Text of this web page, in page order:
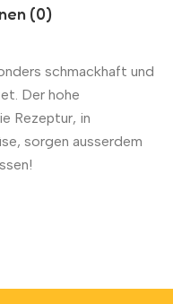
(0)
schmackhaft und
Der hohe
Rezeptur, in
sorgen ausserdem